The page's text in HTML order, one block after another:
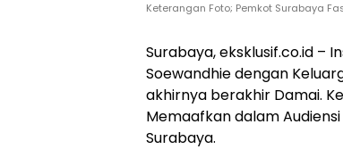
Keterangan Foto; Pemkot Surabaya
Surabaya, eksklusif.co.id –
Soewandhie dengan
akhirnya berakhir Damai.
Memaafkan dalam
Surabaya.